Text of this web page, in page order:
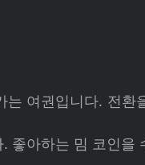
여권입니다. 전
좋아하는 밈 코인을